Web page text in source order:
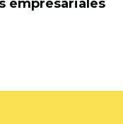
empresariales